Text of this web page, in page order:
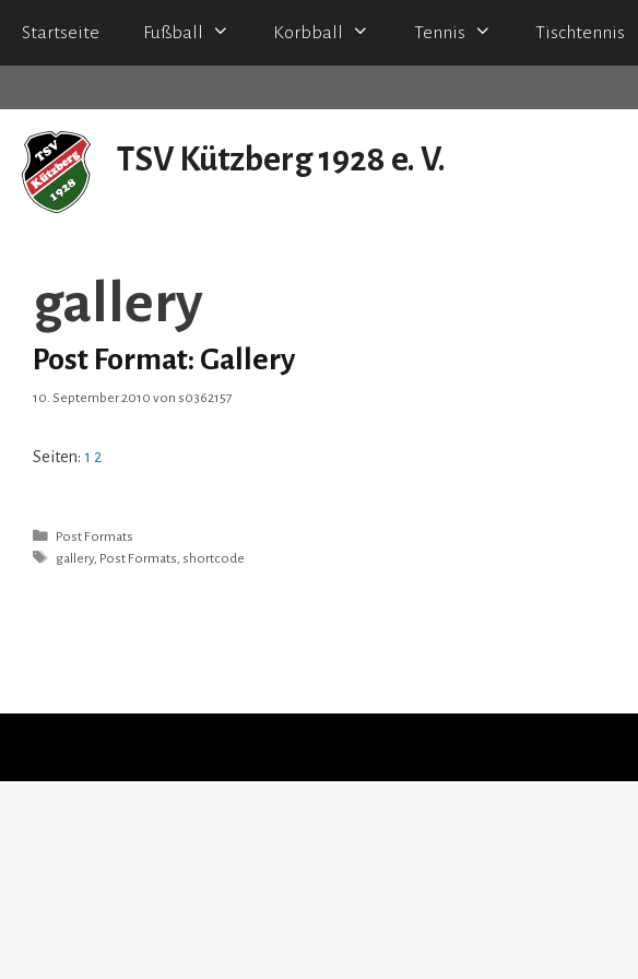
Inhalt
springen
Startseite Fußball Korbball Tennis Tischtennis
TSV Kützberg 1928 e. V.
gallery
Post Format: Gallery
10. September 2010 von s0362157
Seiten: 1 2
Kategorien
Post Formats
Schlagwörter
gallery, Post Formats, shortcode